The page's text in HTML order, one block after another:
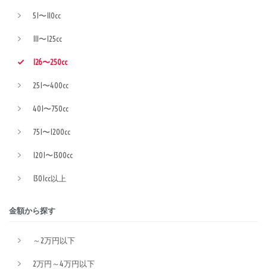
51〜110cc
111〜125cc
126〜250cc
251〜400cc
401〜750cc
751〜1200cc
1201〜1300cc
1301cc以上
金額から探す
～2万円以下
2万円～4万円以下